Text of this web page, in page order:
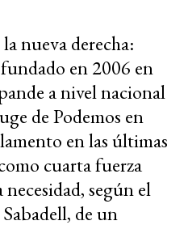
nueva derecha:
en 2006 en
a nivel nacional
de Podemos en
en las últimas
cuarta fuerza
según el
de un